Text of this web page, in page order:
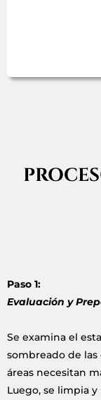
Paso 1:
Evaluación y
Se examina el
sombreado de las
áreas necesitan
Luego, se limpia